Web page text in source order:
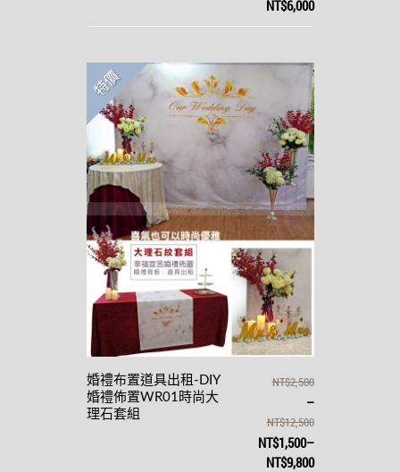
NT$6,000
婚禮布置道具出租-DIY
婚禮佈置WR01時尚大
理石套組
NT$2,500
–
NT$12,500
NT$1,500–
NT$9,800
特價